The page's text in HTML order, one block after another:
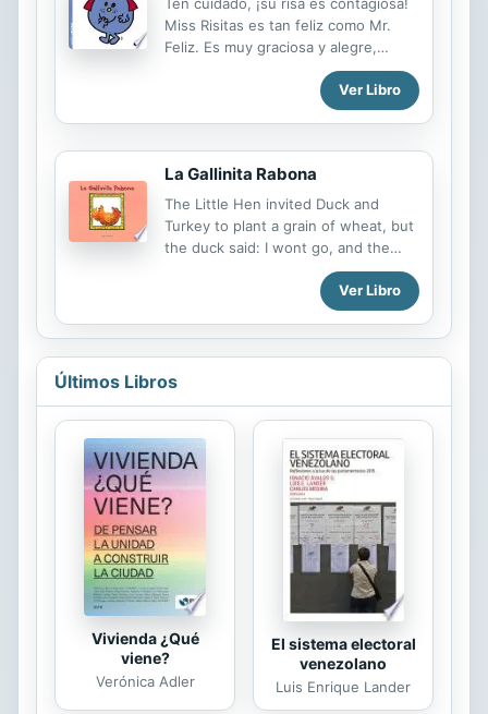
parece su gran oportunidad:
grabarán la visita a Parque Inferno y
lo subirán a su canal. ¡Los fans van a
Miss Risitas es tan feliz como Mr.
Feliz. Es muy graciosa y alegre,
siempre ve el lado bueno de las
cosas y vive en Villa Risa.
Ver Libro
La Gallinita Rabona
The Little Hen invited Duck and
Turkey to plant a grain of wheat, but
the duck said: I wont go, and the
Ver Libro
Últimos Libros
Vivienda ¿Qué
viene?
Verónica Adler
El sistema electoral
venezolano
Luis Enrique Lander